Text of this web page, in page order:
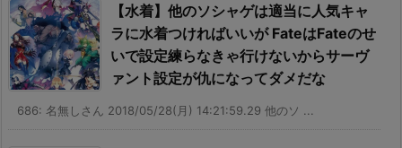
【水着】他のソシャゲは適当に人気キャ
ラに水着つければいいが FateはFateのせ
いで設定練らなきゃ行けないからサーヴ
ァント設定が仇になってダメだな
686: 名無しさん 2018/05/28(月) 14:21:59.29 他のソ ...